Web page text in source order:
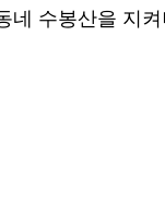
네 수봉산을 지